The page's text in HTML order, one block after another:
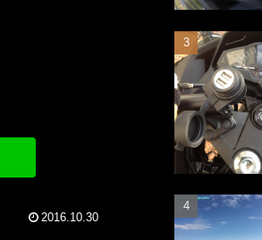
2016.10.30